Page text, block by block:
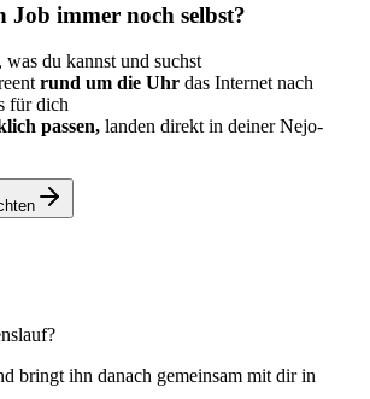
Job immer noch selbst?
du kannst und suchst
rund um die Uhr das Internet nach
für dich
passen, landen direkt in deiner Nejo-
bringt ihn danach gemeinsam mit dir in